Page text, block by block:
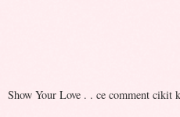
Show Your Love . . ce comment cikit